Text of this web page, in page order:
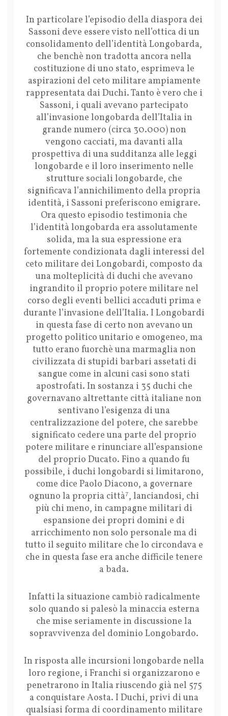
In particolare l’episodio della diaspora dei
Sassoni deve essere visto nell’ottica di un
consolidamento dell’identità Longobarda,
che benchè non tradotta ancora nella
costituzione di uno stato, esprimeva le
aspirazioni del ceto militare ampiamente
rappresentata dai Duchi. Tanto è vero che i
Sassoni, i quali avevano partecipato
all’invasione longobarda dell’Italia in
grande numero (circa 30.000) non
vengono cacciati, ma davanti alla
prospettiva di una sudditanza alle leggi
longobarde e il loro inserimento nelle
strutture sociali longobarde, che
significava l’annichilimento della propria
identità, i Sassoni preferiscono emigrare.
Ora questo episodio testimonia che
l’identità longobarda era assolutamente
solida, ma la sua espressione era
fortemente condizionata dagli interessi del
ceto militare dei Longobardi, composto da
una molteplicità di duchi che avevano
ingrandito il proprio potere militare nel
corso degli eventi bellici accaduti prima e
durante l’invasione dell’Italia. I Longobardi
in questa fase di certo non avevano un
progetto politico unitario e omogeneo, ma
tutto erano fuorchè una marmaglia non
civilizzata di stupidi barbari assetati di
sangue come in alcuni casi sono stati
apostrofati. In sostanza i 35 duchi che
governavano altrettante città italiane non
sentivano l’esigenza di una
centralizzazione del potere, che sarebbe
significato cedere una parte del proprio
potere militare e rinunciare all’espansione
del proprio Ducato. Fino a quando fu
possibile, i duchi longobardi si limitarono,
come dice Paolo Diacono, a governare
ognuno la propria città7, lanciandosi, chi
più chi meno, in campagne militari di
espansione dei propri domini e di
arricchimento non solo personale ma di
tutto il seguito militare che lo circondava e
che in questa fase era anche difficile tenere
a bada.
Infatti la situazione cambiò radicalmente
solo quando si palesò la minaccia esterna
che mise seriamente in discussione la
sopravvivenza del dominio Longobardo.
In risposta alle incursioni longobarde nella
loro regione, i Franchi si organizzarono e
penetrarono in Italia riuscendo già nel 575
a conquistare Aosta. I Duchi, privi di una
qualsiasi forma di coordinamento militare